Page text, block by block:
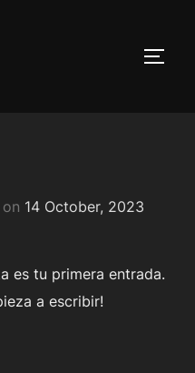
on Posted
14 October, 2023
es tu primera entrada.
a escribir!